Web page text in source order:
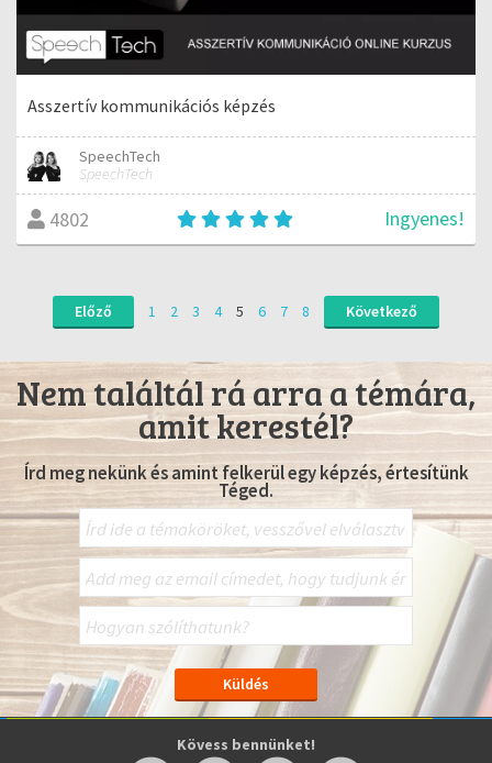
Asszertív kommunikációs képzés
SpeechTech
SpeechTech
4802 Ingyenes!
Előző 1 2 3 4 5 6 7 8 Következő
Nem találtál rá arra a témára,
amit kerestél?
Írd meg nekünk és amint felkerül egy képzés, értesítünk
Téged.
Kövess bennünket!